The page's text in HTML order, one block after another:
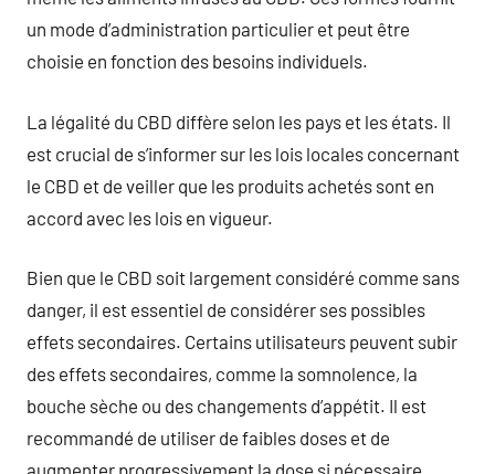
un mode d’administration particulier et peut être
choisie en fonction des besoins individuels.
La légalité du CBD diffère selon les pays et les états. Il
est crucial de s’informer sur les lois locales concernant
le CBD et de veiller que les produits achetés sont en
accord avec les lois en vigueur.
Bien que le CBD soit largement considéré comme sans
danger, il est essentiel de considérer ses possibles
effets secondaires. Certains utilisateurs peuvent subir
des effets secondaires, comme la somnolence, la
bouche sèche ou des changements d’appétit. Il est
recommandé de utiliser de faibles doses et de
augmenter progressivement la dose si nécessaire.